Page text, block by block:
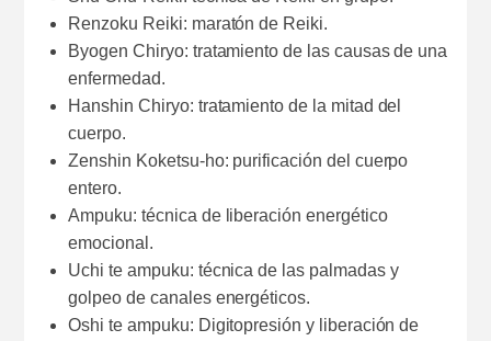
Renzoku Reiki: maratón de Reiki.
Byogen Chiryo: tratamiento de las causas de una
enfermedad.
Hanshin Chiryo: tratamiento de la mitad del
cuerpo.
Zenshin Koketsu-ho: purificación del cuerpo
entero.
Ampuku: técnica de liberación energético
emocional.
Uchi te ampuku: técnica de las palmadas y
golpeo de canales energéticos.
Oshi te ampuku: Digitopresión y liberación de